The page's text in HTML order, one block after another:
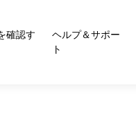
確認す
ヘルプ＆サポー
ト